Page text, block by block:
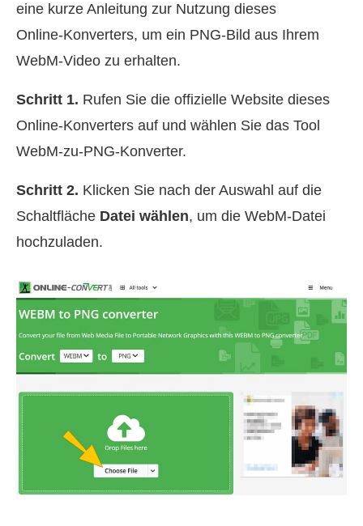
eine kurze Anleitung zur Nutzung dieses
Online‑Konverters, um ein PNG‑Bild aus Ihrem
WebM‑Video zu erhalten.
Schritt 1. Rufen Sie die offizielle Website dieses
Online‑Konverters auf und wählen Sie das Tool
WebM‑zu‑PNG‑Konverter.
Schritt 2. Klicken Sie nach der Auswahl auf die
Schaltfläche Datei wählen, um die WebM‑Datei
hochzuladen.